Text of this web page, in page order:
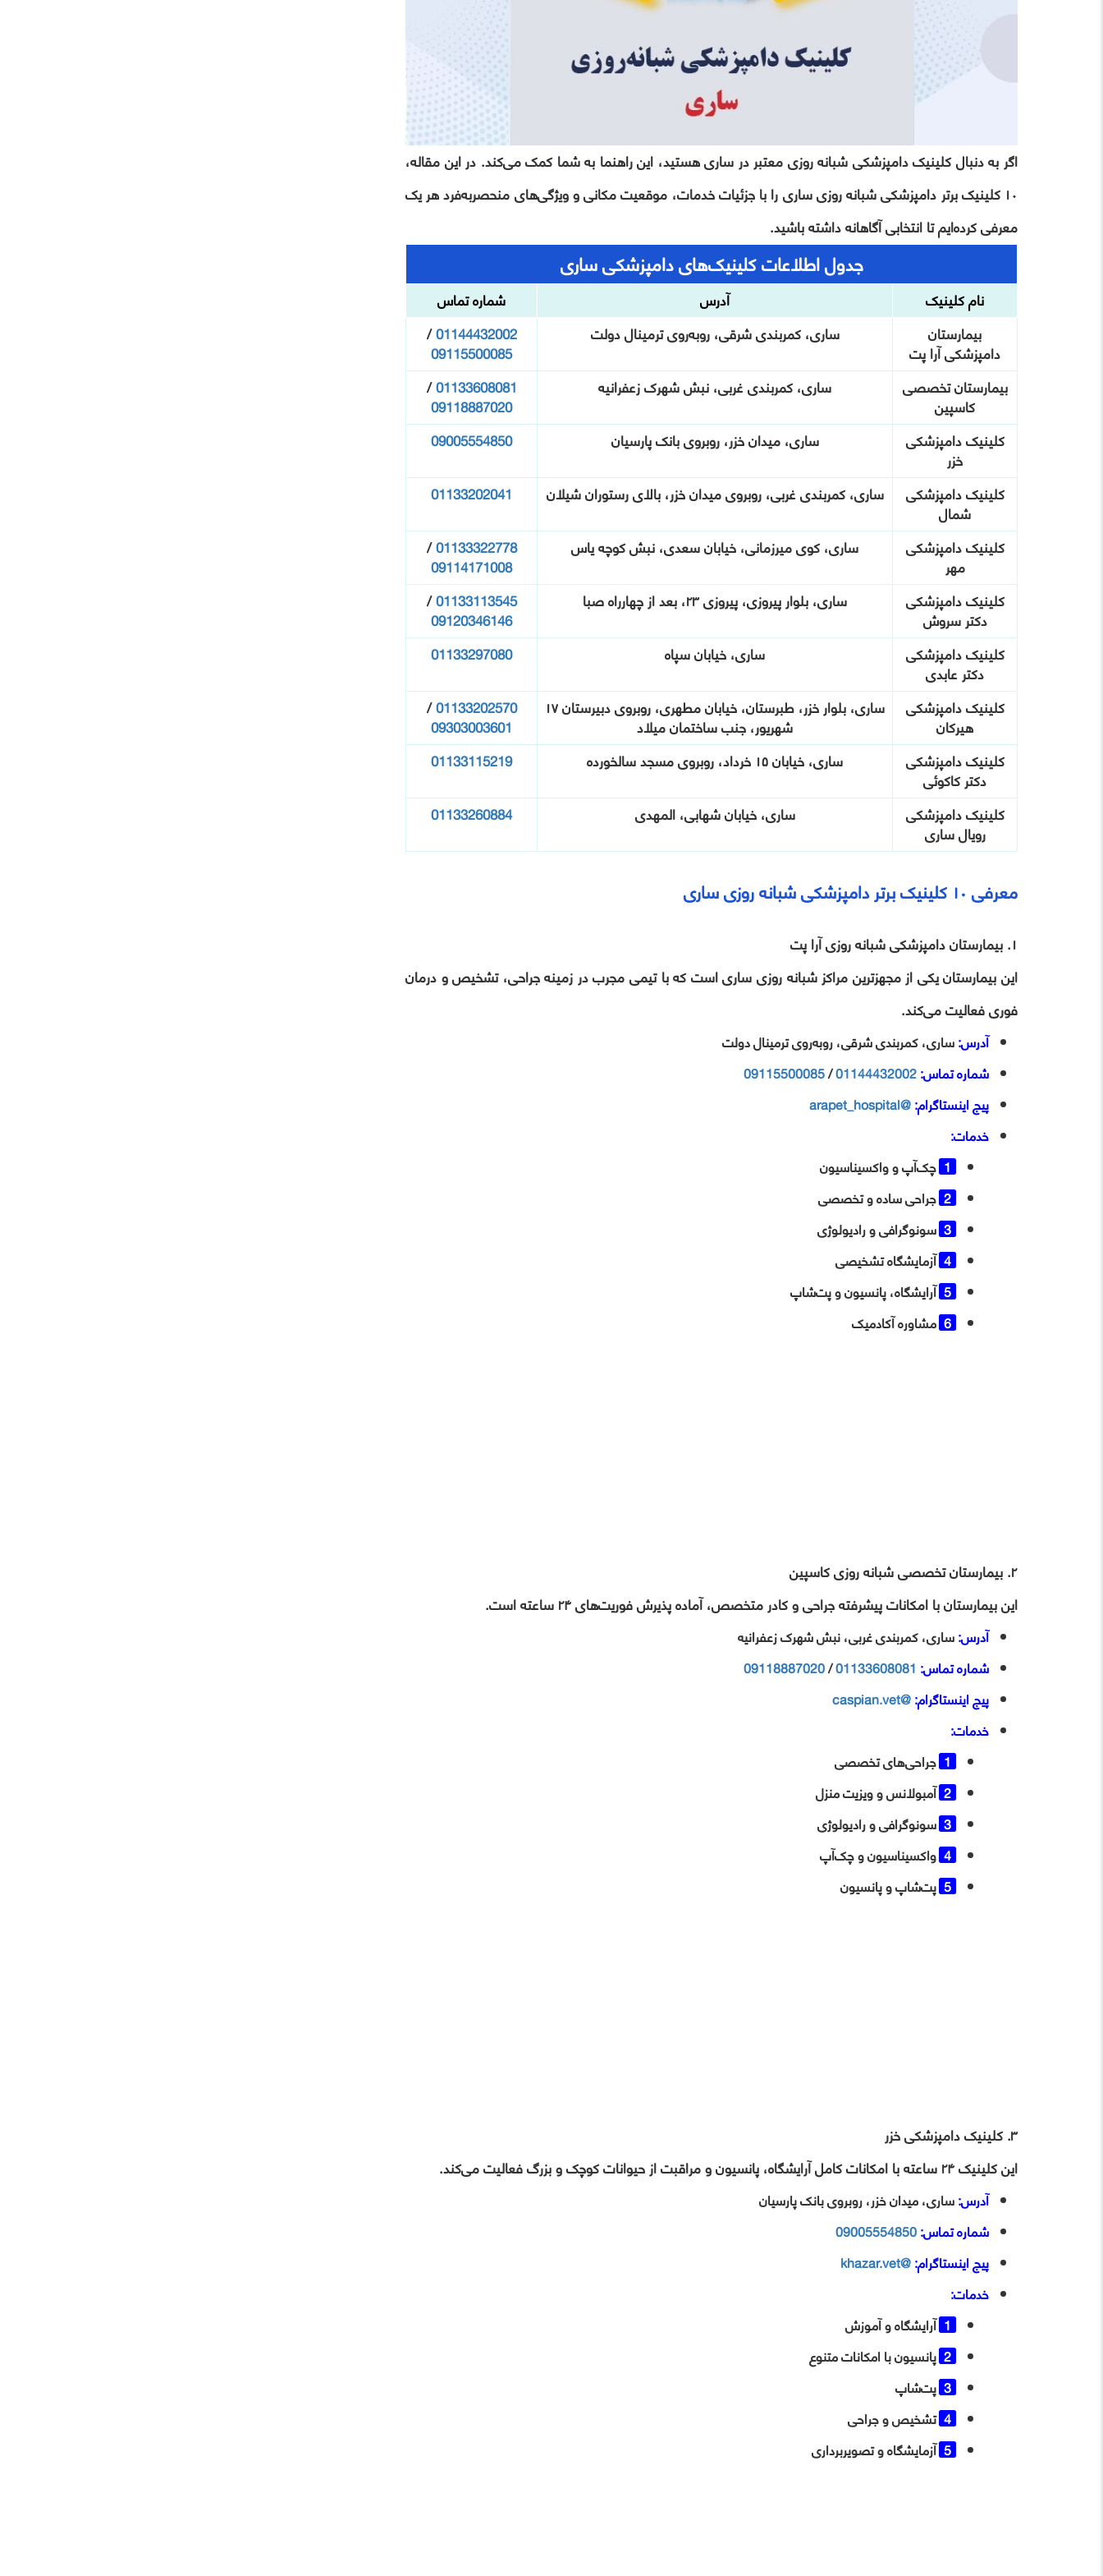
اگر به دنبال کلینیک دامپزشکی شبانه‌ روزی معتبر در ساری هستید، این راهنما به شما کمک می‌کند. در این مقاله،
۱۰ کلینیک برتر دامپزشکی شبانه‌ روزی ساری را با جزئیات خدمات، موقعیت مکانی و ویژگی‌های منحصربه‌فرد هر یک
معرفی کرده‌ایم تا انتخابی آگاهانه داشته باشید.
جدول اطلاعات کلینیک‌های دامپزشکی ساری
نام کلینیک آدرس
شماره تماس
بیمارستان
دامپزشکی آرا پت
ساری، کمربندی شرقی، روبه‌روی ترمینال دولت 01144432002
/
09115500085
بیمارستان تخصصی
کاسپین
ساری، کمربندی غربی، نبش شهرک زعفرانیه 01133608081
/
09118887020
کلینیک دامپزشکی
خزر
ساری، میدان خزر، روبروی بانک پارسیان
09005554850
کلینیک دامپزشکی
شمال
ساری، کمربندی غربی، روبروی میدان خزر، بالای رستوران شیلان
01133202041
کلینیک دامپزشکی
مهر
ساری، کوی میرزمانی، خیابان سعدی، نبش کوچه یاس 01133322778
/
09114171008
کلینیک دامپزشکی
دکتر سروش
ساری، بلوار پیروزی، پیروزی ۲۳، بعد از چهارراه صبا 01133113545
/
09120346146
کلینیک دامپزشکی
دکتر عابدی
ساری، خیابان سپاه
01133297080
کلینیک دامپزشکی
هیرکان
ساری، بلوار خزر، طبرستان، خیابان مطهری، روبروی دبیرستان ۱۷
شهریور، جنب ساختمان میلاد
01133202570
/
09303003601
کلینیک دامپزشکی
دکتر کاکوئی
ساری، خیابان ۱۵ خرداد، روبروی مسجد سالخورده
01133115219
کلینیک دامپزشکی
رویال ساری
ساری، خیابان شهابی، المهدی 01133260884
معرفی ۱۰ کلینیک برتر دامپزشکی شبانه‌ روزی ساری
۱. بیمارستان دامپزشکی شبانه‌ روزی آرا پت
این بیمارستان یکی از مجهزترین مراکز شبانه‌ روزی ساری است که با تیمی مجرب در زمینه جراحی، تشخیص و درمان
فوری فعالیت می‌کند.
آدرس:ساری، کمربندی شرقی، روبه‌روی ترمینال دولت
شماره تماس:01144432002
/
09115500085
پیج اینستاگرام:@arapet_hospital
خدمات:
چک‌آپ و واکسیناسیون
جراحی ساده و تخصصی
سونوگرافی و رادیولوژی
آزمایشگاه تشخیصی
آرایشگاه، پانسیون و پت‌شاپ
مشاوره آکادمیک
۲. بیمارستان تخصصی شبانه‌ روزی کاسپین
این بیمارستان با امکانات پیشرفته جراحی و کادر متخصص، آماده پذیرش فوریت‌های ۲۴ ساعته است.
آدرس:ساری، کمربندی غربی، نبش شهرک زعفرانیه
شماره تماس: 01133608081
/
09118887020
پیج اینستاگرام:@caspian.vet
خدمات:
جراحی‌های تخصصی
آمبولانس و ویزیت منزل
سونوگرافی و رادیولوژی
واکسیناسیون و چک‌آپ
پت‌شاپ و پانسیون
۳. کلینیک دامپزشکی خزر
این کلینیک ۲۴ ساعته با امکانات کامل آرایشگاه، پانسیون و مراقبت از حیوانات کوچک و بزرگ فعالیت می‌کند.
آدرس:ساری، میدان خزر، روبروی بانک پارسیان
شماره تماس:09005554850
پیج اینستاگرام:@khazar.vet
خدمات:
آرایشگاه و آموزش
پانسیون با امکانات متنوع
پت‌شاپ
تشخیص و جراحی
آزمایشگاه و تصویربرداری